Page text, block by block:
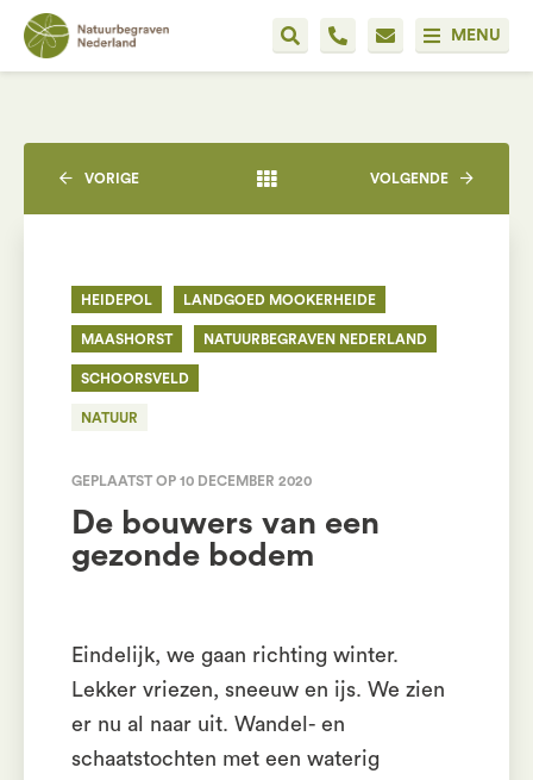
MENU
VORIGE VOLGENDE
HEIDEPOL LANDGOED MOOKERHEIDE
MAASHORST NATUURBEGRAVEN NEDERLAND
SCHOORSVELD
NATUUR
GEPLAATST OP 10 DECEMBER 2020
De bouwers van een
gezonde bodem
Eindelijk, we gaan richting winter.
Lekker vriezen, sneeuw en ijs. We zien
er nu al naar uit. Wandel- en
schaatstochten met een waterig